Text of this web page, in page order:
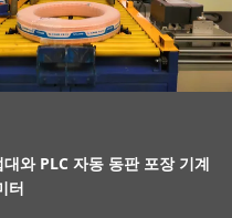
와 PLC 자동 동판 포장 기계
터